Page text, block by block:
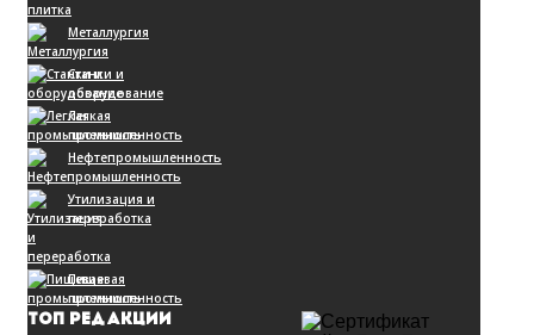
Металлургия
Станки и
оборудование
Легкая
промышленность
Нефтепромышленность
Утилизация и
переработка
Пищевая
промышленность
ТОП РЕДАКЦИИ